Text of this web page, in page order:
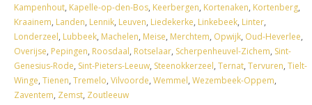
Kampenhout, Kapelle-op-den-Bos, Keerbergen, Kortenaken, Kortenberg,
Kraainem, Landen, Lennik, Leuven, Liedekerke, Linkebeek, Linter,
Londerzeel, Lubbeek, Machelen, Meise, Merchtem, Opwijk, Oud-Heverlee,
Overijse, Pepingen, Roosdaal, Rotselaar, Scherpenheuvel-Zichem, Sint-
Genesius-Rode, Sint-Pieters-Leeuw, Steenokkerzeel, Ternat, Tervuren, Tielt-
Winge, Tienen, Tremelo, Vilvoorde, Wemmel, Wezembeek-Oppem,
Zaventem, Zemst, Zoutleeuw